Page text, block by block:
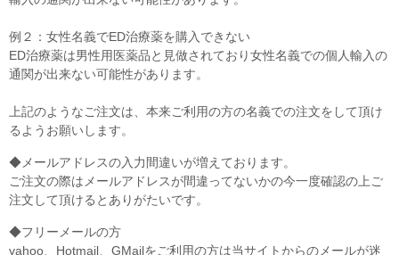
例２：女性名義でED治療薬を購入できない
ED治療薬は男性用医薬品と見做されており女性名義での個人輸入の
通関が出来ない可能性があります。
上記のようなご注文は、本来ご利用の方の名義での注文をして頂け
るようお願いします。
◆メールアドレスの入力間違いが増えております。
ご注文の際はメールアドレスが間違ってないかの今一度確認の上ご
注文して頂けるとありがたいです。
◆フリーメールの方
yahoo、Hotmail、GMailをご利用の方は当サイトからのメールが迷